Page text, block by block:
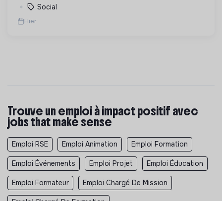
Social
Hier
Trouve un emploi à impact positif avec
jobs that make sense
Emploi RSE Emploi Animation Emploi Formation
Emploi Événements Emploi Projet Emploi Éducation
Emploi Formateur Emploi Chargé De Mission